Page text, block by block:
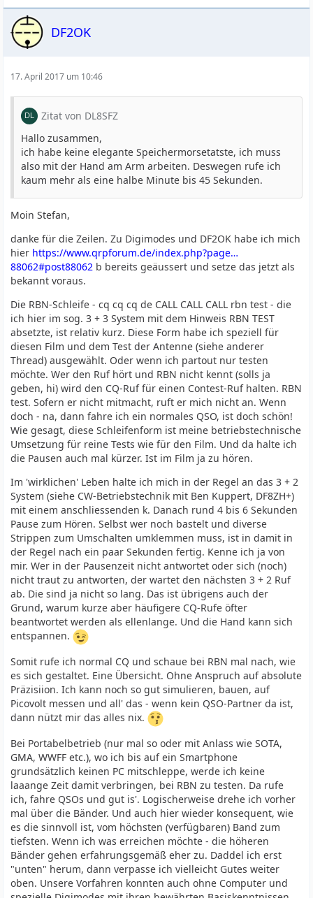
DF2OK
17. April 2017 um 10:46
Zitat von DL8SFZ
Hallo zusammen,
ich habe keine elegante Speichermorsetatste, ich muss
also mit der Hand am Arm arbeiten. Deswegen rufe ich
kaum mehr als eine halbe Minute bis 45 Sekunden.
Moin Stefan,
danke für die Zeilen. Zu Digimodes und DF2OK habe ich mich
hier https://www.qrpforum.de/index.php?page…
88062#post88062 b bereits geäussert und setze das jetzt als
bekannt voraus.
Die RBN-Schleife - cq cq cq de CALL CALL CALL rbn test - die
ich hier im sog. 3 + 3 System mit dem Hinweis RBN TEST
absetzte, ist relativ kurz. Diese Form habe ich speziell für
diesen Film und dem Test der Antenne (siehe anderer
Thread) ausgewählt. Oder wenn ich partout nur testen
möchte. Wer den Ruf hört und RBN nicht kennt (solls ja
geben, hi) wird den CQ-Ruf für einen Contest-Ruf halten. RBN
test. Sofern er nicht mitmacht, ruft er mich nicht an. Wenn
doch - na, dann fahre ich ein normales QSO, ist doch schön!
Wie gesagt, diese Schleifenform ist meine betriebstechnische
Umsetzung für reine Tests wie für den Film. Und da halte ich
die Pausen auch mal kürzer. Ist im Film ja zu hören.
Im 'wirklichen' Leben halte ich mich in der Regel an das 3 + 2
System (siehe CW-Betriebstechnik mit Ben Kuppert, DF8ZH+)
mit einem anschliessenden k. Danach rund 4 bis 6 Sekunden
Pause zum Hören. Selbst wer noch bastelt und diverse
Strippen zum Umschalten umklemmen muss, ist in damit in
der Regel nach ein paar Sekunden fertig. Kenne ich ja von
mir. Wer in der Pausenzeit nicht antwortet oder sich (noch)
nicht traut zu antworten, der wartet den nächsten 3 + 2 Ruf
ab. Die sind ja nicht so lang. Das ist übrigens auch der
Grund, warum kurze aber häufigere CQ-Rufe öfter
beantwortet werden als ellenlange. Und die Hand kann sich
entspannen.
Somit rufe ich normal CQ und schaue bei RBN mal nach, wie
es sich gestaltet. Eine Übersicht. Ohne Anspruch auf absolute
Präzisiion. Ich kann noch so gut simulieren, bauen, auf
Picovolt messen und all' das - wenn kein QSO-Partner da ist,
dann nützt mir das alles nix.
Bei Portabelbetrieb (nur mal so oder mit Anlass wie SOTA,
GMA, WWFF etc.), wo ich bis auf ein Smartphone
grundsätzlich keinen PC mitschleppe, werde ich keine
laaange Zeit damit verbringen, bei RBN zu testen. Da rufe
ich, fahre QSOs und gut is'. Logischerweise drehe ich vorher
mal über die Bänder. Und auch hier wieder konsequent, wie
es die sinnvoll ist, vom höchsten (verfügbaren) Band zum
tiefsten. Wenn ich was erreichen möchte - die höheren
Bänder gehen erfahrungsgemäß eher zu. Daddel ich erst
"unten" herum, dann verpasse ich vielleicht Gutes weiter
oben. Unsere Vorfahren konnten auch ohne Computer und